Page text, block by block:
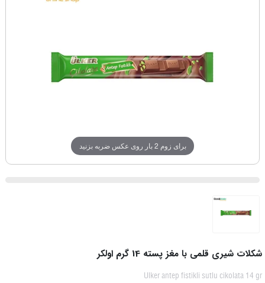
برای زوم 2 بار روی عکس ضربه بزنید
شکلات شیری قلمی با مغز پسته 14 گرم اولکر
Ulker antep fistikli sutlu cikolata 14 gr